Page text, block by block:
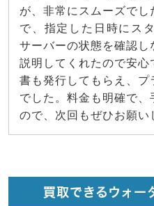
が、非常にスムーズで
で、指定した日時にス
サーバーの状態を確認
説明してくれたので安心
書も発行してもらえ、プ
でした。料金も明確で
ので、次回もぜひお願い
買取できるウォー